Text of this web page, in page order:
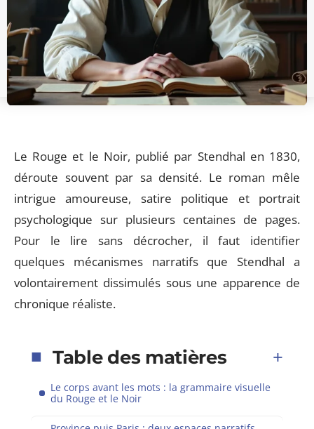
Le Rouge et le Noir, publié par Stendhal en 1830,
déroute souvent par sa densité. Le roman mêle
intrigue amoureuse, satire politique et portrait
psychologique sur plusieurs centaines de pages.
Pour le lire sans décrocher, il faut identifier
quelques mécanismes narratifs que Stendhal a
volontairement dissimulés sous une apparence de
chronique réaliste.
Table des matières
Le corps avant les mots : la grammaire visuelle
du Rouge et le Noir